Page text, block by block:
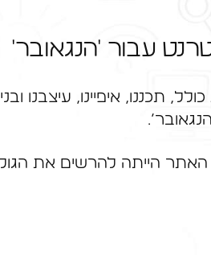
עבור 'הנגאובר'
תכננו, איפיינו, עיצבנו
הייתה להרשים את הגולש